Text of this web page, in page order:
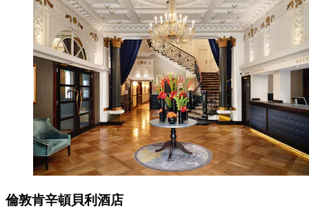
倫敦肯辛頓貝利酒店